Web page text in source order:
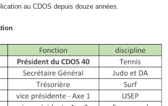
au CDOS depuis douze années.